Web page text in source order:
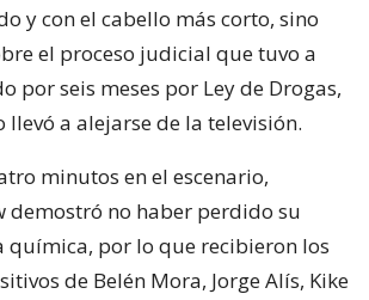
y con el cabello más corto, sino
el proceso judicial que tuvo a
por seis meses por Ley de Drogas,
llevó a alejarse de la televisión.
minutos en el escenario,
demostró no haber perdido su
química, por lo que recibieron los
de Belén Mora, Jorge Alís, Kike